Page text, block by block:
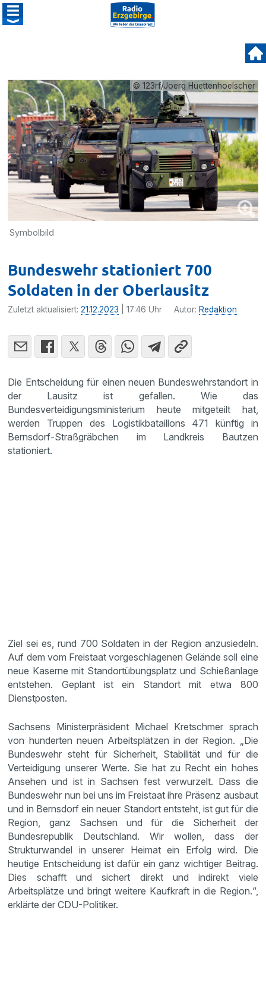
© 123rf/Joerg Huettenhoelscher
Symbolbild
Bundeswehr stationiert 700
Soldaten in der Oberlausitz
Zuletzt aktualisiert:21.12.2023 | 17:46 Uhr Autor: Redaktion
Die Entscheidung für einen neuen Bundeswehrstandort in
der Lausitz ist gefallen. Wie das
Bundesverteidigungsministerium heute mitgeteilt hat,
werden Truppen des Logistikbataillons 471 künftig in
Bernsdorf-Straßgräbchen im Landkreis Bautzen
stationiert.
Ziel sei es, rund 700 Soldaten in der Region anzusiedeln.
Auf dem vom Freistaat vorgeschlagenen Gelände soll eine
neue Kaserne mit Standortübungsplatz und Schießanlage
entstehen. Geplant ist ein Standort mit etwa 800
Dienstposten.
Sachsens Ministerpräsident Michael Kretschmer sprach
von hunderten neuen Arbeitsplätzen in der Region. „Die
Bundeswehr steht für Sicherheit, Stabilität und für die
Verteidigung unserer Werte. Sie hat zu Recht ein hohes
Ansehen und ist in Sachsen fest verwurzelt. Dass die
Bundeswehr nun bei uns im Freistaat ihre Präsenz ausbaut
und in Bernsdorf ein neuer Standort entsteht, ist gut für die
Region, ganz Sachsen und für die Sicherheit der
Bundesrepublik Deutschland. Wir wollen, dass der
Strukturwandel in unserer Heimat ein Erfolg wird. Die
heutige Entscheidung ist dafür ein ganz wichtiger Beitrag.
Dies schafft und sichert direkt und indirekt viele
Arbeitsplätze und bringt weitere Kaufkraft in die Region.“,
erklärte der CDU-Politiker.